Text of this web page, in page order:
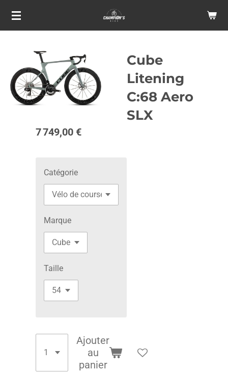
Passer
principal
Cube
Litening
C:68 Aero
SLX
7 749,00 €
Catégorie
Marque
Taille
Ajouter
au
panier